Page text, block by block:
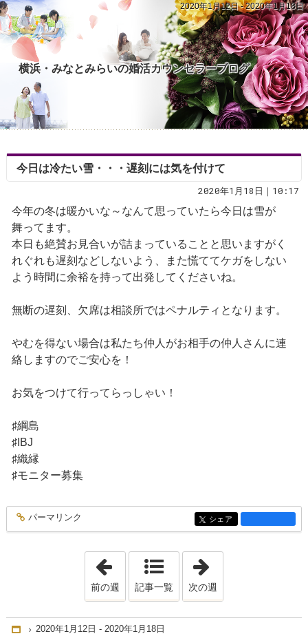
2020年1月12日 - 2020年1月18日
横浜・みなとみらいの婚活カウンセラーブログ
今日は冷たい雪・・・遅刻には気を付けて
2020年1月18日｜10:17
今年の冬は暖かいな～なんて思っていたら今日は雪が
舞ってます。
本日も絶賛お見合いが詰まっていることと思いますがく
れぐれも遅刻などしないよう、また慌ててケガをしない
よう時間に余裕を持って出発してくださいね。
無断の遅刻、欠席は相談所ではペナルティとなります。
やむを得ない場合は私たち仲人がお相手の仲人さんに連
絡しますのでご安心を！
お気をつけて行ってらっしゃい！
♯綱島
♯IBJ
♯織縁
♯モニター募集
entry1335
パーマリンク entry1335
シェア
「2019年12月29日 - 2020年1月 4日」
前の週 記事一覧 次の週
Home
2020年1月12日 - 2020年1月18日